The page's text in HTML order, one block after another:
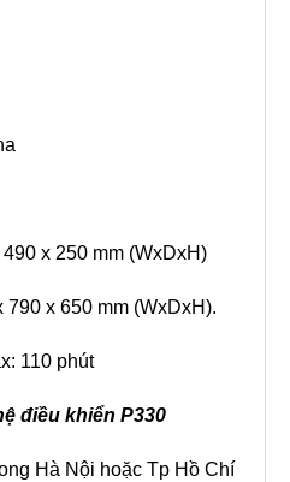
x 250 mm (WxDxH)
x 650 mm (WxDxH).
110 phút
điều khiển P330
Hà Nội hoặc Tp Hồ Chí